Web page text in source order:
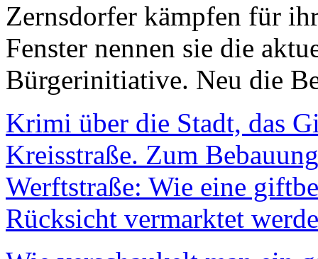
Zernsdorfer kämpfen für
Fenster nennen sie die
Bürgerinitiative. Neu die
Krimi über die Stadt, das
Kreisstraße. Zum
Werftstraße: Wie eine
Rücksicht vermarktet